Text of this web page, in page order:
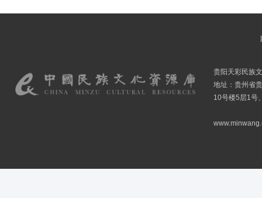
贵阳天彩民族
地址：贵州省
10号楼5层1号